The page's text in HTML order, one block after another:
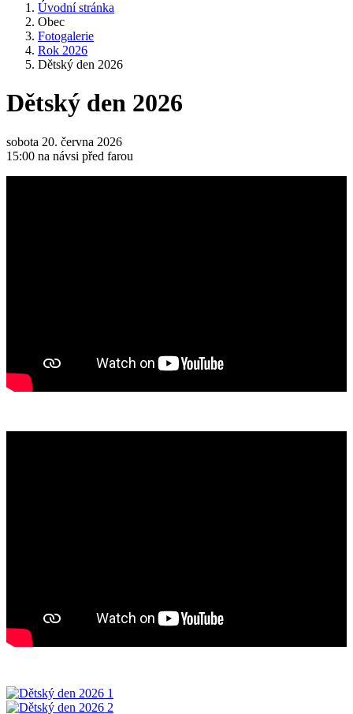
Úvodní stránka
Obec
Fotogalerie
Rok 2026
Dětský den 2026
Dětský den 2026
sobota 20. června 2026
15:00 na návsi před farou